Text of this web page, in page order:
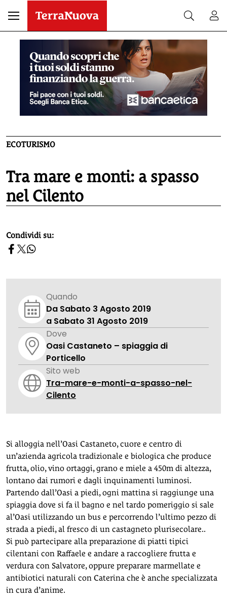
ECOTURISMO
Tra mare e monti: a spasso
nel Cilento
homepage h2
Condividi su:
Quando
Da Sabato 3 Agosto 2019
a Sabato 31 Agosto 2019
Dove
Oasi Castaneto – spiaggia di
Porticello
Sito web
Tra-mare-e-monti-a-spasso-nel-
Cilento
Si alloggia nell’Oasi Castaneto, cuore e centro di
un’azienda agricola tradizionale e biologica che produce
frutta, olio, vino ortaggi, grano e miele a 450m di altezza,
lontano dai rumori e dagli inquinamenti luminosi.
Partendo dall’Oasi a piedi, ogni mattina si raggiunge una
spiaggia dove si fa il bagno e nel tardo pomeriggio si sale
al’Oasi utilizzando un bus e percorrendo l’ultimo pezzo di
strada a piedi, al fresco di un castagneto plurisecolare..
Si può partecipare alla preparazione di piatti tipici
cilentani con Raffaele e andare a raccogliere frutta e
verdura con Salvatore, oppure preparare marmellate e
antibiotici naturali con Caterina che è anche specializzata
in cura d’anime.